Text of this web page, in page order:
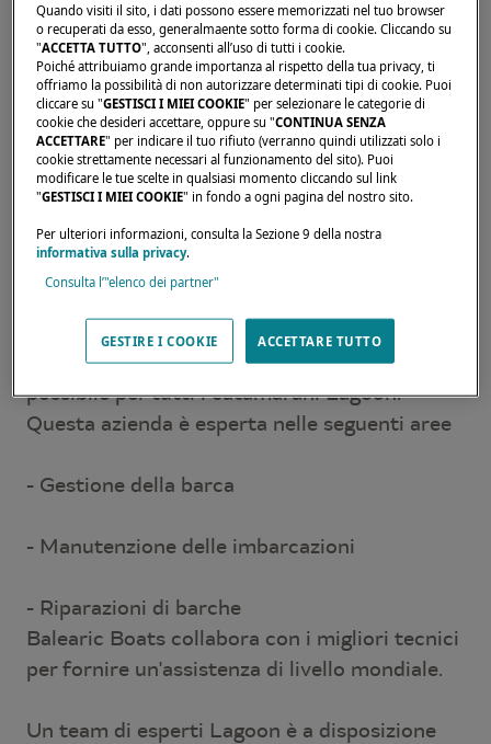
Balearic Boats offre servizi nautici completi e
di qualità per i catamarani Lagoon in tutte le
L'obiettivo è fornire il miglior servizio
possibile per tutti i catamarani Lagoon.
Questa azienda è esperta nelle seguenti aree
- Gestione della barca
- Manutenzione delle imbarcazioni
- Riparazioni di barche
Balearic Boats collabora con i migliori tecnici
per fornire un'assistenza di livello mondiale.
Un team di esperti Lagoon è a disposizione
Quando visiti il sito, i dati possono essere memorizzati nel tuo browser
o recuperati da esso, generalmaente sotto forma di cookie. Cliccando su
"ACCETTA TUTTO", acconsenti all’uso di tutti i cookie.
Poiché attribuiamo grande importanza al rispetto della tua privacy, ti
offriamo la possibilità di non autorizzare determinati tipi di cookie. Puoi
cliccare su "GESTISCI I MIEI COOKIE" per selezionare le categorie di
cookie che desideri accettare, oppure su "CONTINUA SENZA
ACCETTARE" per indicare il tuo rifiuto (verranno quindi utilizzati solo i
cookie strettamente necessari al funzionamento del sito). Puoi
modificare le tue scelte in qualsiasi momento cliccando sul link
"GESTISCI I MIEI COOKIE" in fondo a ogni pagina del nostro sito.
Per ulteriori informazioni, consulta la Sezione 9 della nostra
informativa sulla privacy.
Consulta l’"elenco dei partner"
GESTIRE I COOKIE ACCETTARE TUTTO